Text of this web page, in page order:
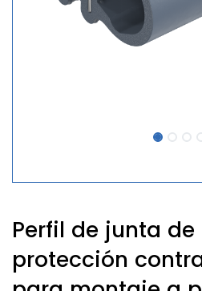
Perfil de junta
protección